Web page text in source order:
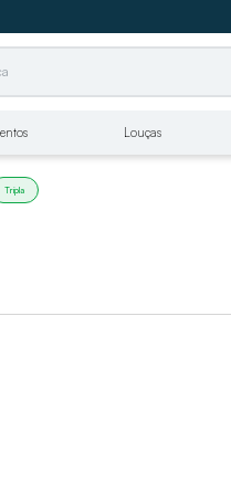
Louças
Tripla